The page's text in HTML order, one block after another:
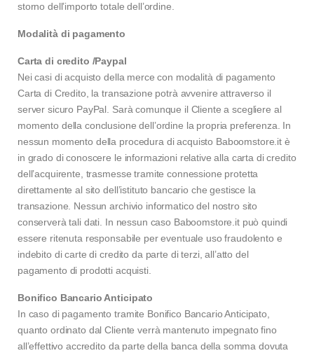
storno dell’importo totale dell’ordine.
Modalità di pagamento
Carta di credito /Paypal
Nei casi di acquisto della merce con modalità di pagamento
Carta di Credito, la transazione potrà avvenire attraverso il
server sicuro PayPal. Sarà comunque il Cliente a scegliere al
momento della conclusione dell’ordine la propria preferenza. In
nessun momento della procedura di acquisto Baboomstore.it è
in grado di conoscere le informazioni relative alla carta di credito
dell’acquirente, trasmesse tramite connessione protetta
direttamente al sito dell’istituto bancario che gestisce la
transazione. Nessun archivio informatico del nostro sito
conserverà tali dati. In nessun caso Baboomstore.it può quindi
essere ritenuta responsabile per eventuale uso fraudolento e
indebito di carte di credito da parte di terzi, all’atto del
pagamento di prodotti acquisti.
Bonifico Bancario Anticipato
In caso di pagamento tramite Bonifico Bancario Anticipato,
quanto ordinato dal Cliente verrà mantenuto impegnato fino
all’effettivo accredito da parte della banca della somma dovuta